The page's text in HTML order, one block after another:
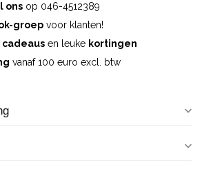
ons op 046-4512389
groep voor klanten!
cadeaus en leuke kortingen
vanaf 100 euro excl. btw